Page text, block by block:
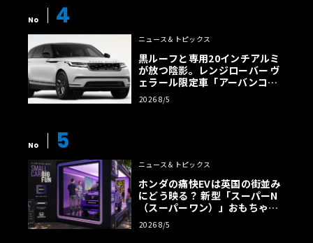
No 4
ニュース＆トピックス
黒ルーフと専用20インチアルミ
が放つ陰影。レンジローバー ヴ
ェラール限定車「アーバンコン
トラスト・エディション」登場
2026 8/5
No 5
ニュース＆トピックス
ホンダの痛快EVは英国の街並み
にどう映る？ 新型「スーパーN
（スーパーワン）」おもちゃ箱
ツアーの全貌
2026 8/5